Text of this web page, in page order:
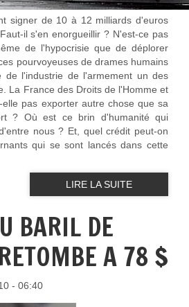
signer de 10 à 12 milliards d'euros
il s'en enorgueillir ? N'est-ce pas
de l'hypocrisie que de déplorer
pourvoyeuses de drames humains
de l'industrie de l'armement un des
La France des Droits de l'Homme et
pas exporter autre chose que sa
? Où est ce brin d'humanité qui
nous ? Et, quel crédit peut-on
qui se sont lancés dans cette
LIRE LA SUITE
BARIL DE
A 78 $
- 06:40